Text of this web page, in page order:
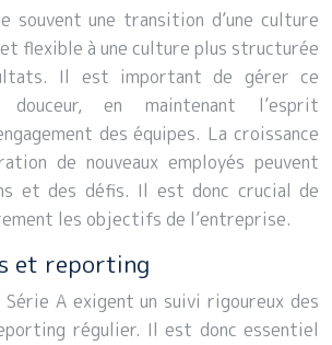
souvent une transition d’une culture
flexible à une culture plus structurée
Il est important de gérer ce
douceur, en maintenant l’esprit
des équipes. La croissance
de nouveaux employés peuvent
et des défis. Il est donc crucial de
les objectifs de l’entreprise.
et reporting
A exigent un suivi rigoureux des
régulier. Il est donc essentiel